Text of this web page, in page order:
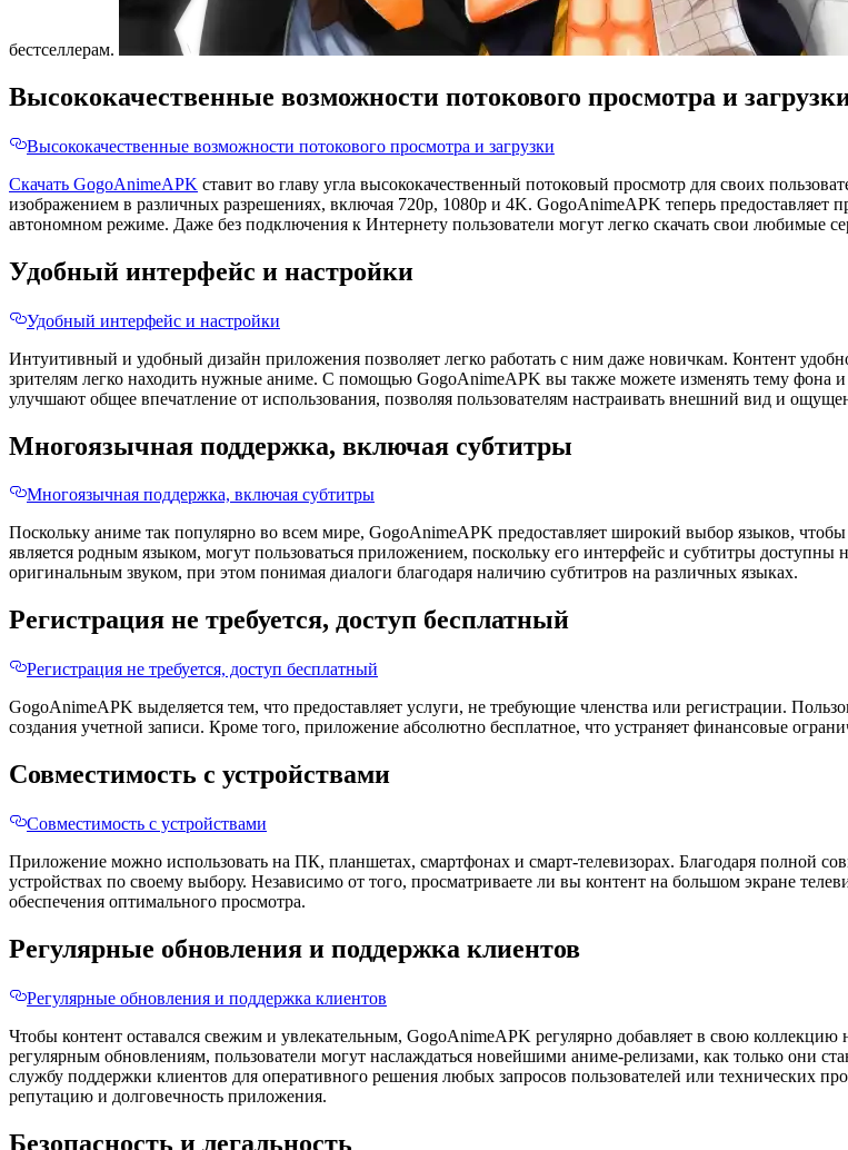
бестселлерам.
Высококачественные возможности потокового просмотра и
Высококачественные возможности потокового просмотра и загрузки
Скачать GogoAnimeAPK ставит во главу угла высококачественный потоковый просмотр для своих
изображением в различных разрешениях, включая 720p, 1080p и 4K. GogoAnimeAPK теперь предоставляет
автономном режиме. Даже без подключения к Интернету пользователи могут легко скачать свои любимые
Удобный интерфейс и настройки
Удобный интерфейс и настройки
Интуитивный и удобный дизайн приложения позволяет легко работать с ним даже новичкам. Контент
зрителям легко находить нужные аниме. С помощью GogoAnimeAPK вы также можете изменять тему фона
улучшают общее впечатление от использования, позволяя пользователям настраивать внешний вид и
Многоязычная поддержка, включая субтитры
Многоязычная поддержка, включая субтитры
Поскольку аниме так популярно во всем мире, GogoAnimeAPK предоставляет широкий выбор языков,
является родным языком, могут пользоваться приложением, поскольку его интерфейс и субтитры доступны
оригинальным звуком, при этом понимая диалоги благодаря наличию субтитров на различных языках.
Регистрация не требуется, доступ бесплатный
Регистрация не требуется, доступ бесплатный
GogoAnimeAPK выделяется тем, что предоставляет услуги, не требующие членства или регистрации.
создания учетной записи. Кроме того, приложение абсолютно бесплатное, что устраняет финансовые
Совместимость с устройствами
Совместимость с устройствами
Приложение можно использовать на ПК, планшетах, смартфонах и смарт-телевизорах. Благодаря полной
устройствах по своему выбору. Независимо от того, просматриваете ли вы контент на большом экране
обеспечения оптимального просмотра.
Регулярные обновления и поддержка клиентов
Регулярные обновления и поддержка клиентов
Чтобы контент оставался свежим и увлекательным, GogoAnimeAPK регулярно добавляет в свою
регулярным обновлениям, пользователи могут наслаждаться новейшими аниме-релизами, как только они
службу поддержки клиентов для оперативного решения любых запросов пользователей или технических
репутацию и долговечность приложения.
Безопасность и легальность